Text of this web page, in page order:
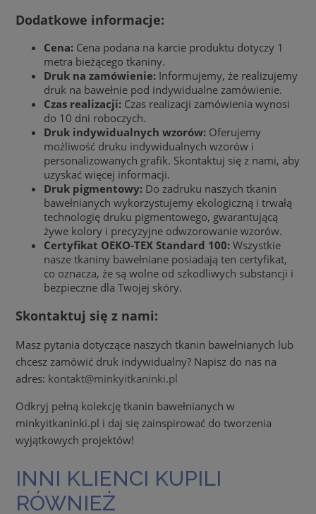
Dodatkowe informacje:
Cena: Cena podana na karcie produktu dotyczy 1
metra bieżącego tkaniny.
Druk na zamówienie: Informujemy, że realizujemy
druk na bawełnie pod indywidualne zamówienie.
Czas realizacji: Czas realizacji zamówienia wynosi
do 10 dni roboczych.
Druk indywidualnych wzorów: Oferujemy
możliwość druku indywidualnych wzorów i
personalizowanych grafik. Skontaktuj się z nami, aby
uzyskać więcej informacji.
Druk pigmentowy: Do zadruku naszych tkanin
bawełnianych wykorzystujemy ekologiczną i trwałą
technologię druku pigmentowego, gwarantującą
żywe kolory i precyzyjne odwzorowanie wzorów.
Certyfikat OEKO-TEX Standard 100: Wszystkie
nasze tkaniny bawełniane posiadają ten certyfikat,
co oznacza, że są wolne od szkodliwych substancji i
bezpieczne dla Twojej skóry.
Skontaktuj się z nami:
Masz pytania dotyczące naszych tkanin bawełnianych lub
chcesz zamówić druk indywidualny? Napisz do nas na
adres: kontakt@minkyitkaninki.pl
Odkryj pełną kolekcję tkanin bawełnianych w
minkyitkaninki.pl i daj się zainspirować do tworzenia
wyjątkowych projektów!
INNI KLIENCI KUPILI
RÓWNIEŻ